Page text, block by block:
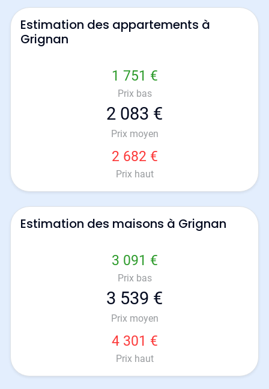
Estimation des appartements à
Grignan
1 751 €
Prix bas
2 083 €
Prix moyen
2 682 €
Prix haut
Estimation des maisons à Grignan
3 091 €
Prix bas
3 539 €
Prix moyen
4 301 €
Prix haut